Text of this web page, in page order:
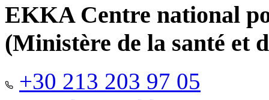
EKKA Centre national
(Ministère de la santé et
+30 213 203 97 05